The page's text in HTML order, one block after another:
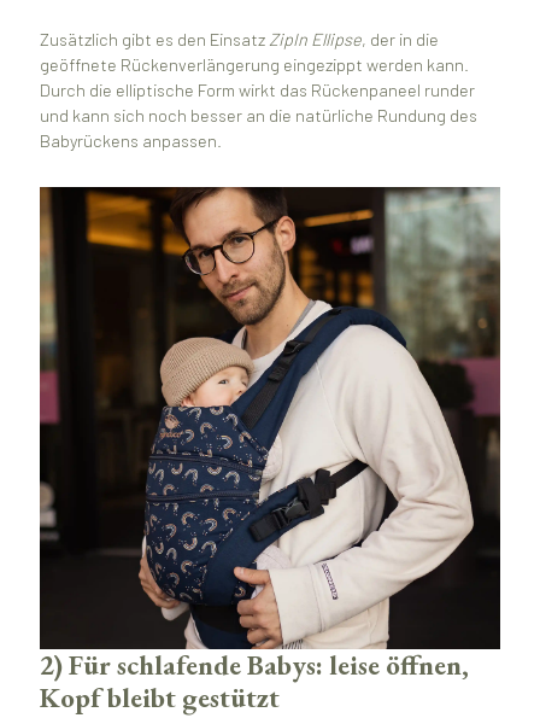
Zusätzlich gibt es den Einsatz ZipIn Ellipse, der in die
geöffnete Rückenverlängerung eingezippt werden kann.
Durch die elliptische Form wirkt das Rückenpaneel runder
und kann sich noch besser an die natürliche Rundung des
Babyrückens anpassen.
2) Für schlafende Babys: leise öffnen,
Kopf bleibt gestützt